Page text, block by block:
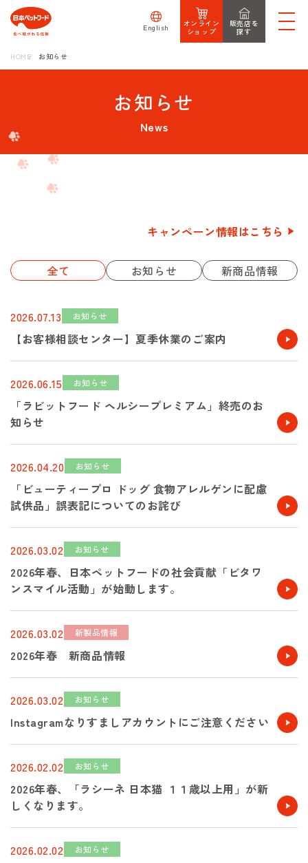
English
オンライン
ショップ
販売店を
探す
HOME お知らせ
お知らせ
News
キャンペーン情報はこちら
全て お知らせ 新商品情報
2026.07.13 お知らせ
【お客様相談センター】夏季休業のご案内
2026.06.15 お知らせ
「ラビットフード ヘルシープレミアム」終売のお
知らせ
2026.04.20 お知らせ
「ビューティープロ ドッグ 食物アレルゲンに配慮
試供品」誤表記についてのお詫び
2026.03.02 お知らせ
2026年春、日本ペットフードの社会貢献「ビタワ
ンスマイル活動」が始動します。
2026.03.02 新製品情報
2026年春 新商品情報
2026.03.02 お知らせ
Instagramなりすましアカウントにご注意ください
2026.02.02 お知らせ
2026年春、「ラシーネ 日本猫 １１歳以上用」が新
しくなります。
2026.02.02 お知らせ